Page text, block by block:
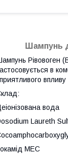
Шампунь
Рівовоген
в
вода
Laureth
МЕС